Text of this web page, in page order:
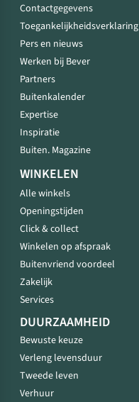
Contactgegevens
Toegankelijkheidsverklaring
Pers en nieuws
Werken bij Bever
Partners
Buitenkalender
Expertise
Inspiratie
Buiten. Magazine
WINKELEN
Alle winkels
Openingstijden
Click & collect
Winkelen op afspraak
Buitenvriend voordeel
Zakelijk
Services
DUURZAAMHEID
Bewuste keuze
Verleng levensduur
Tweede leven
Verhuur